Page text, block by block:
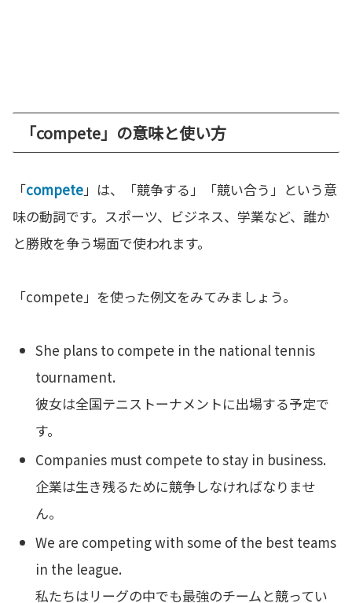
「compete」の意味と使い方
「compete」は、「競争する」「競い合う」という意
味の動詞です。スポーツ、ビジネス、学業など、誰か
と勝敗を争う場面で使われます。
「compete」を使った例文をみてみましょう。
She plans to compete in the national tennis
tournament.
彼女は全国テニストーナメントに出場する予定で
す。
Companies must compete to stay in business.
企業は生き残るために競争しなければなりませ
ん。
We are competing with some of the best teams
in the league.
私たちはリーグの中でも最強のチームと競ってい